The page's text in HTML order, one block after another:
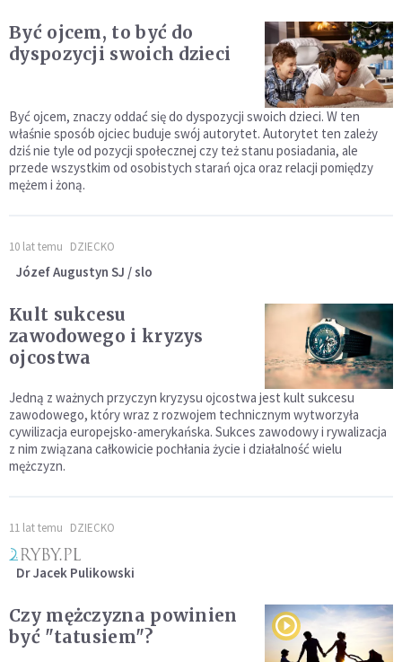
Być ojcem, to być do
dyspozycji swoich dzieci
Być ojcem, znaczy oddać się do dyspozycji swoich dzieci. W ten
właśnie sposób ojciec buduje swój autorytet. Autorytet ten zależy
dziś nie tyle od pozycji społecznej czy też stanu posiadania, ale
przede wszystkim od osobistych starań ojca oraz relacji pomiędzy
mężem i żoną.
10 lat temu DZIECKO
Józef Augustyn SJ / slo
Kult sukcesu
zawodowego i kryzys
ojcostwa
Jedną z ważnych przyczyn kryzysu ojcostwa jest kult sukcesu
zawodowego, który wraz z rozwojem technicznym wytworzyła
cywilizacja europejsko-amerykańska. Sukces zawodowy i rywalizacja
z nim związana całkowicie pochłania życie i działalność wielu
mężczyzn.
11 lat temu DZIECKO
Dr Jacek Pulikowski
Czy mężczyzna powinien
być "tatusiem"?